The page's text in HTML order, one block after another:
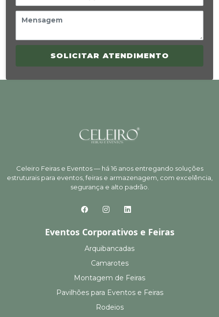
SOLICITAR ATENDIMENTO
Celeiro Feiras e Eventos — há 16 anos entregando soluções
estruturais para eventos, feiras e armazenagem, com excelência,
segurança e alto padrão.
Eventos Corporativos e Feiras
Arquibancadas
Camarotes
Montagem de Feiras
Pavilhões para Eventos e Feiras
Rodeios